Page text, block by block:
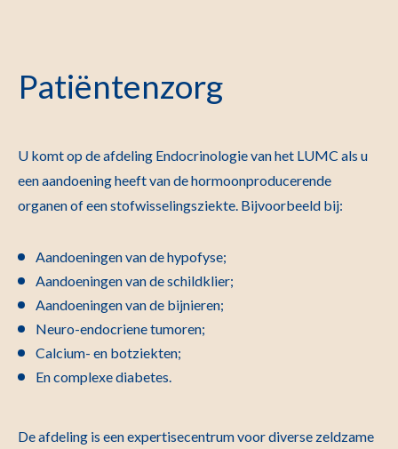
Patiëntenzorg
U komt op de afdeling Endocrinologie van het LUMC als u
een aandoening heeft van de hormoonproducerende
organen of een stofwisselingsziekte. Bijvoorbeeld bij:
Aandoeningen van de hypofyse;
Aandoeningen van de schildklier;
Aandoeningen van de bijnieren;
Neuro-endocriene tumoren;
Calcium- en botziekten;
En complexe diabetes.
De afdeling is een expertisecentrum voor diverse zeldzame